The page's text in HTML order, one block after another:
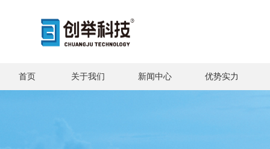
首页 关于我们 新闻中心 优势实力